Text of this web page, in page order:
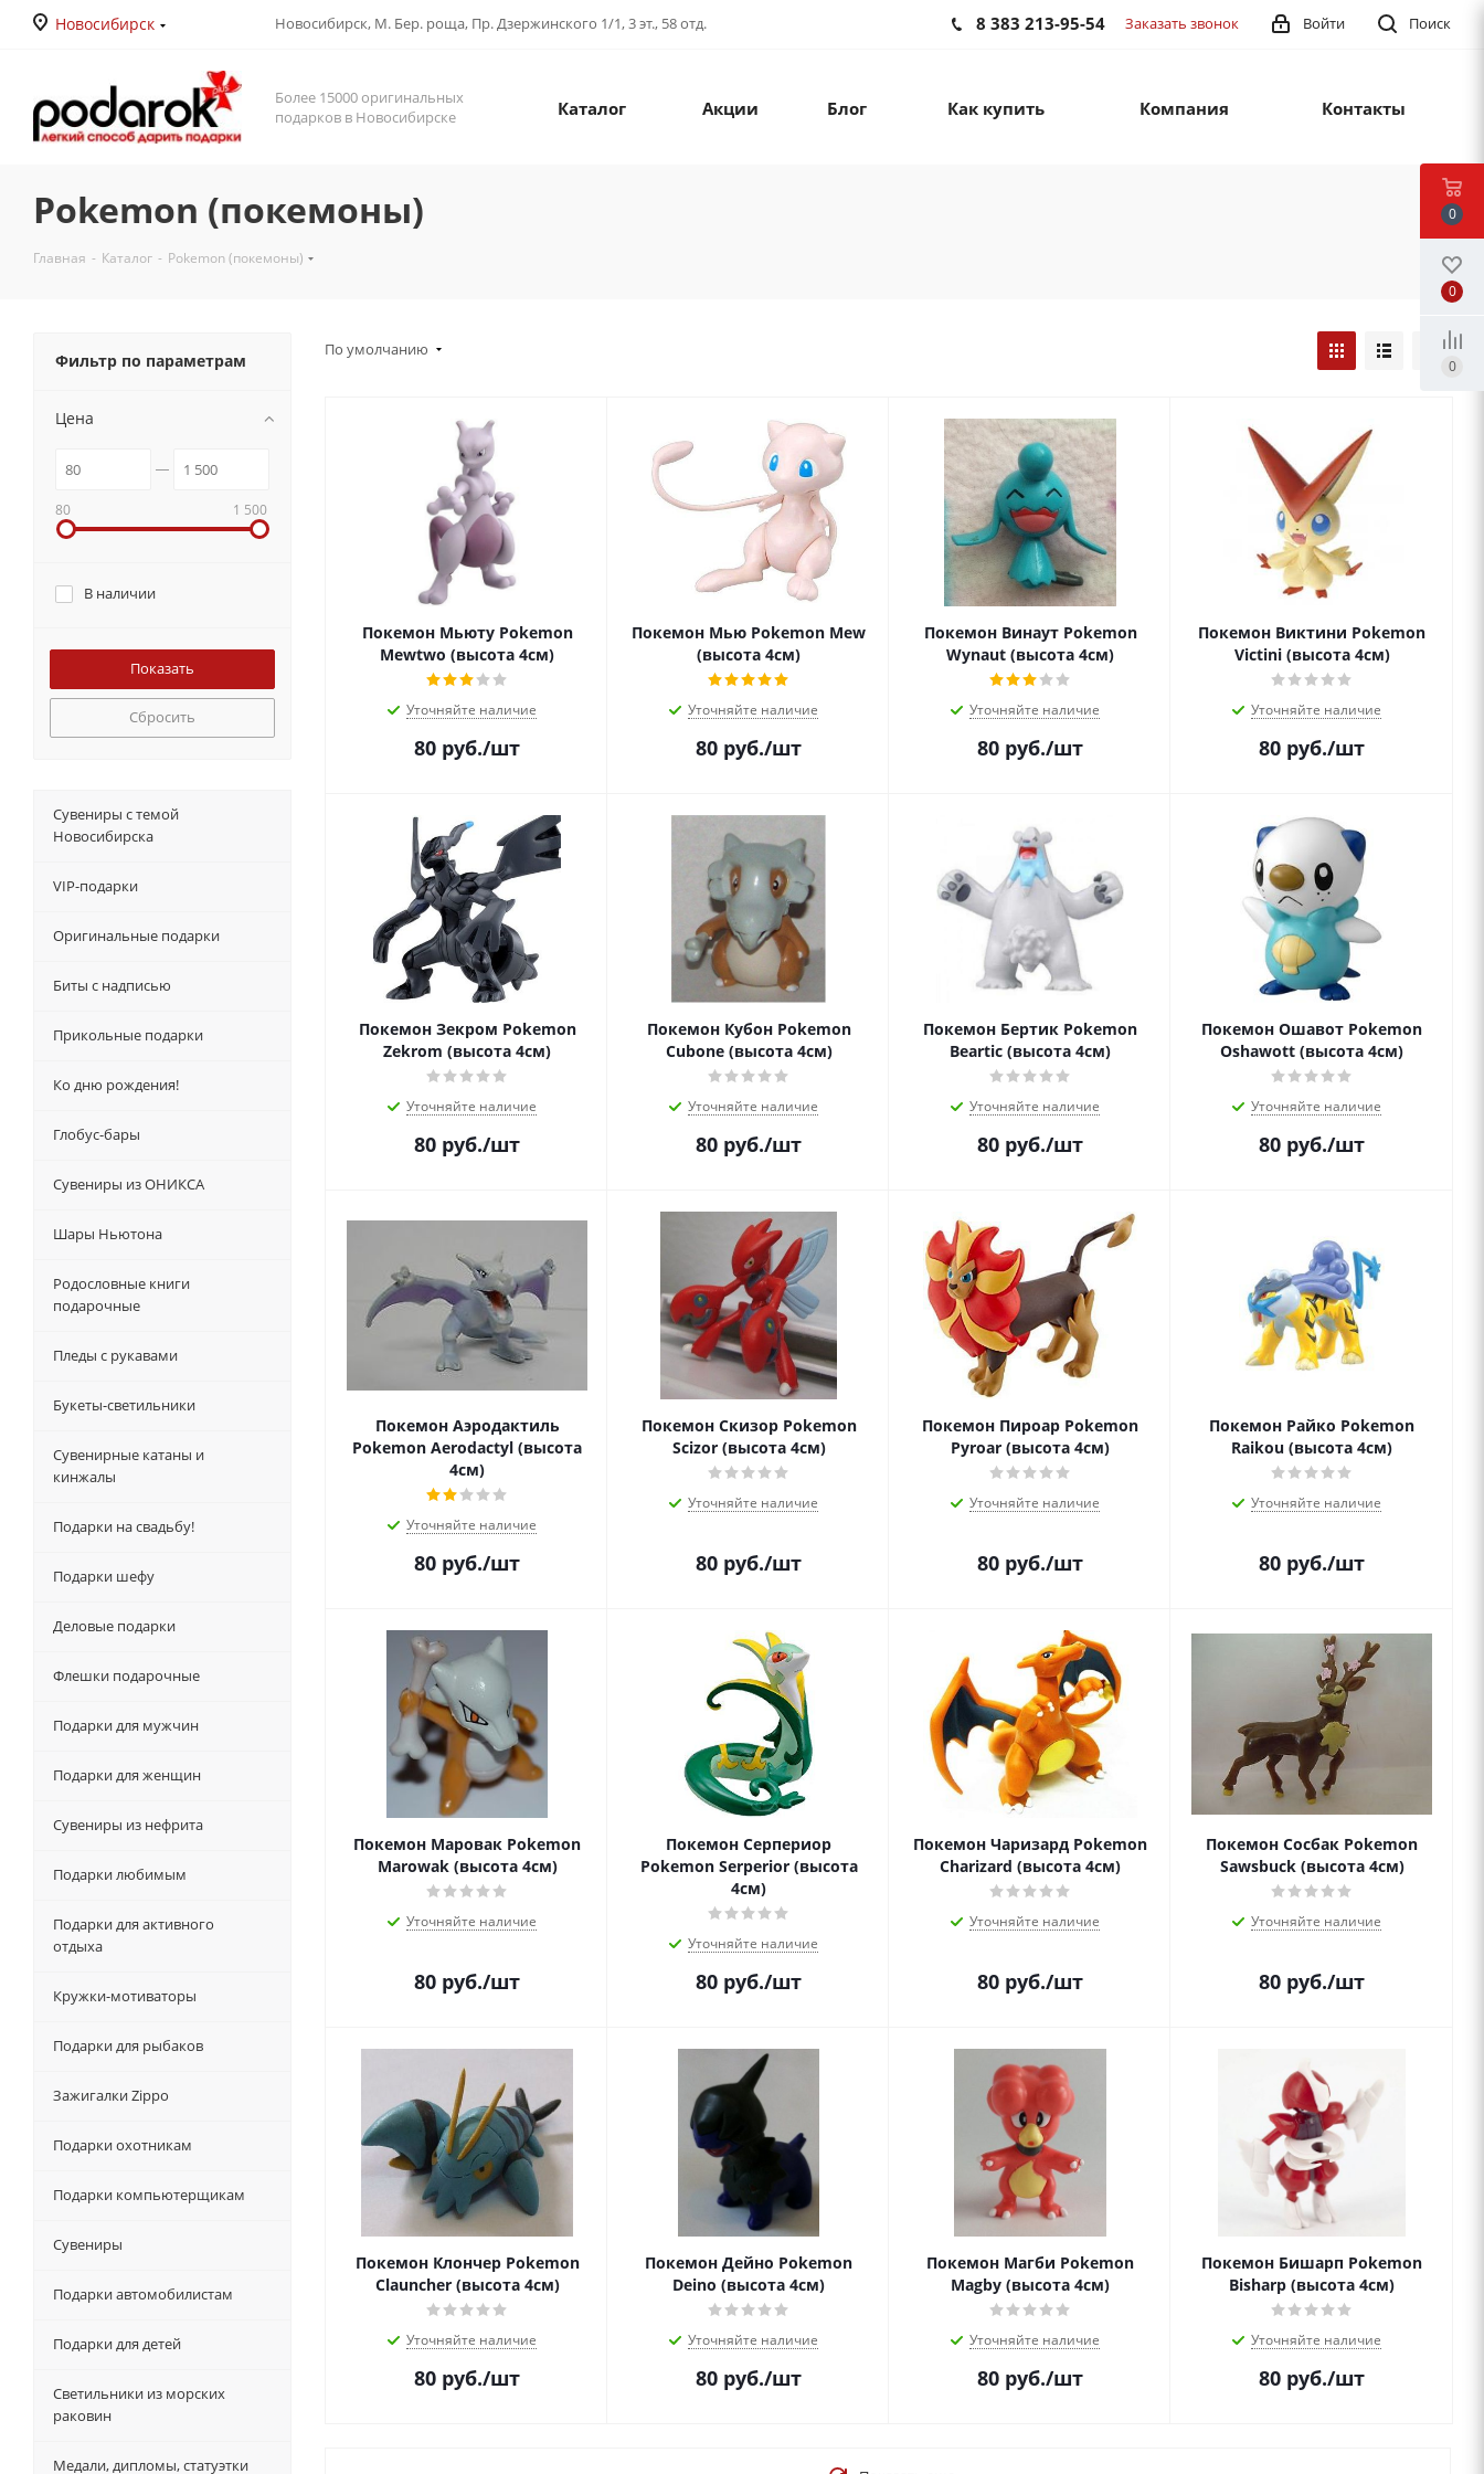
Новосибирск Новосибирск, М. Бер. роща, Пр. Дзержинского 1/1, 3 эт., 58 отд. Поиск
Войти
8 383 213-95-54 Заказать звонок
Более 15000 оригинальных
подарков в Новосибирске
Каталог Акции Блог Как купить Компания Контакты
Pokemon (покемоны)
Главная - Каталог - Pokemon (покемоны)
По умолчанию
Покемон Мьюту Pokemon
Mewtwo (высота 4см)
Уточняйте наличие
80 руб./шт
Покемон Мью Pokemon Mew
(высота 4см)
Уточняйте наличие
80 руб./шт
Покемон Винаут Pokemon
Wynaut (высота 4см)
Уточняйте наличие
80 руб./шт
Покемон Виктини Pokemon
Victini (высота 4см)
Уточняйте наличие
80 руб./шт
Покемон Зекром Pokemon
Zekrom (высота 4см)
Уточняйте наличие
80 руб./шт
Покемон Кубон Pokemon
Cubone (высота 4см)
Уточняйте наличие
80 руб./шт
Покемон Бертик Pokemon
Beartic (высота 4см)
Уточняйте наличие
80 руб./шт
Покемон Ошавот Pokemon
Oshawott (высота 4см)
Уточняйте наличие
80 руб./шт
Покемон Аэродактиль
Pokemon Aerodactyl (высота
4см)
Уточняйте наличие
80 руб./шт
Покемон Скизор Pokemon
Scizor (высота 4см)
Уточняйте наличие
80 руб./шт
Покемон Пироар Pokemon
Pyroar (высота 4см)
Уточняйте наличие
80 руб./шт
Покемон Райко Pokemon
Raikou (высота 4см)
Уточняйте наличие
80 руб./шт
Покемон Маровак Pokemon
Marowak (высота 4см)
Уточняйте наличие
80 руб./шт
Покемон Серпериор
Pokemon Serperior (высота
4см)
Уточняйте наличие
80 руб./шт
Покемон Чаризард Pokemon
Charizard (высота 4см)
Уточняйте наличие
80 руб./шт
Покемон Сосбак Pokemon
Sawsbuck (высота 4см)
Уточняйте наличие
80 руб./шт
Покемон Клончер Pokemon
Clauncher (высота 4см)
Уточняйте наличие
80 руб./шт
Покемон Дейно Pokemon
Deino (высота 4см)
Уточняйте наличие
80 руб./шт
Покемон Магби Pokemon
Magby (высота 4см)
Уточняйте наличие
80 руб./шт
Покемон Бишарп Pokemon
Bisharp (высота 4см)
Уточняйте наличие
80 руб./шт
Фильтр по параметрам
Цена
80 1 500
В наличии
Сбросить
Сувениры с темой
Новосибирска
VIP-подарки
Оригинальные подарки
Биты с надписью
Прикольные подарки
Ко дню рождения!
Глобус-бары
Сувениры из ОНИКСА
Шары Ньютона
Родословные книги
подарочные
Пледы с рукавами
Букеты-светильники
Сувенирные катаны и
кинжалы
Подарки на свадьбу!
Подарки шефу
Деловые подарки
Флешки подарочные
Подарки для мужчин
Подарки для женщин
Сувениры из нефрита
Подарки любимым
Подарки для активного
отдыха
Кружки-мотиваторы
Подарки для рыбаков
Зажигалки Zippo
Подарки охотникам
Подарки компьютерщикам
Сувениры
Подарки автомобилистам
Подарки для детей
Светильники из морских
раковин
Медали, дипломы, статуэтки
0
0
0